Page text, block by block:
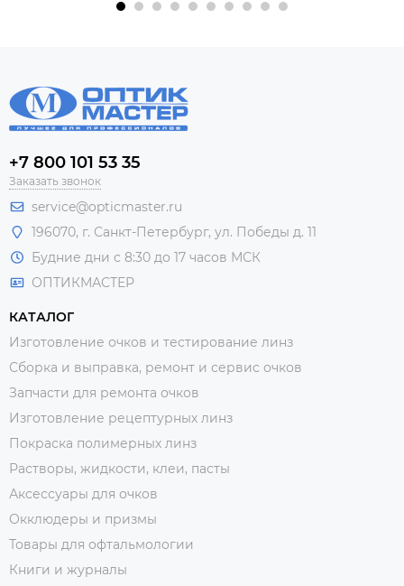
+7 800 101 53 35
Заказать звонок
service@opticmaster.ru
196070, г. Санкт-Петербург, ул. Победы д. 11
Будние дни с 8:30 до 17 часов МСК
ОПТИКМАСТЕР
КАТАЛОГ
Изготовление очков и тестирование линз
Сборка и выправка, ремонт и сервис очков
Запчасти для ремонта очков
Изготовление рецептурных линз
Покраска полимерных линз
Растворы, жидкости, клеи, пасты
Аксессуары для очков
Окклюдеры и призмы
Товары для офтальмологии
Книги и журналы